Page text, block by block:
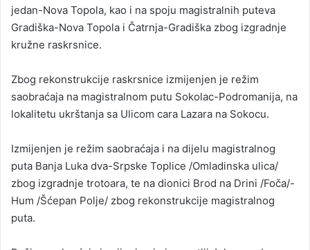
jedan-Nova Topola, kao i na spoju magistralnih puteva
Gradiška-Nova Topola i Čatrnja-Gradiška zbog izgradnje
kružne raskrsnice.
Zbog rekonstrukcije raskrsnice izmijenjen je režim
saobraćaja na magistralnom putu Sokolac-Podromanija, na
lokalitetu ukrštanja sa Ulicom cara Lazara na Sokocu.
Izmijenjen je režim saobraćaja i na dijelu magistralnog
puta Banja Luka dva-Srpske Toplice /Omladinska ulica/
zbog izgradnje trotoara, te na dionici Brod na Drini /Foča/-
Hum /Šćepan Polje/ zbog rekonstrukcije magistralnog
puta.